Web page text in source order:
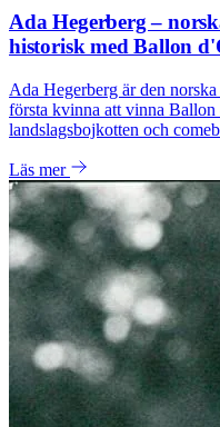
Ada Hegerberg –
historisk med Ballon
Ada Hegerberg är den
första kvinna att vinna
landslagsbojkotten och
Läs mer